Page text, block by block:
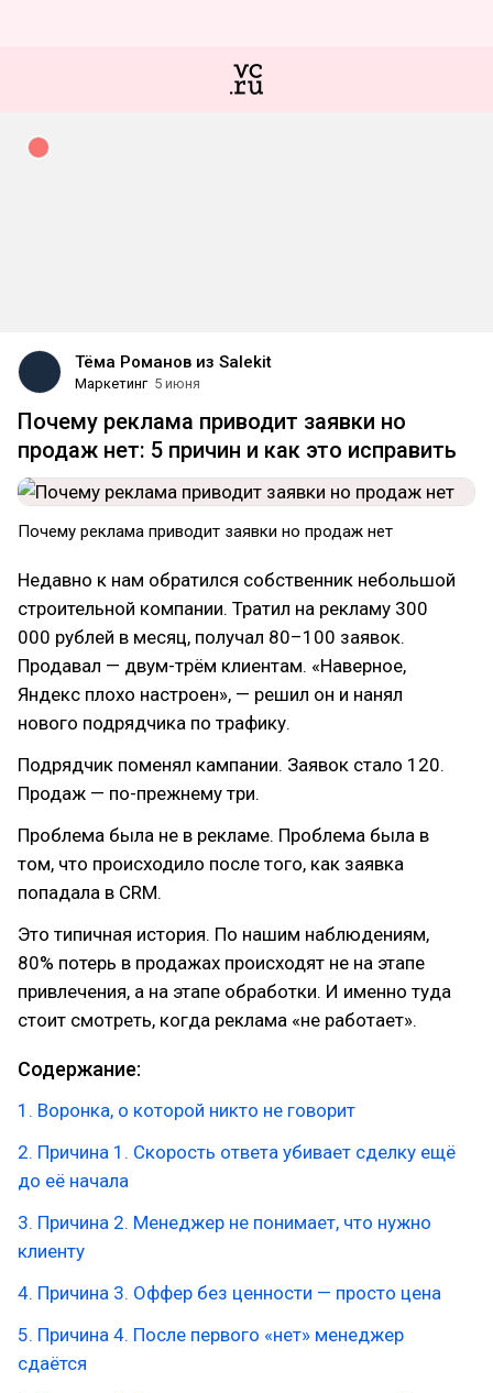
Тёма Романов из Salekit
Маркетинг 5 июня
Почему реклама приводит заявки но
продаж нет: 5 причин и как это исправить
Почему реклама приводит заявки но продаж нет
Недавно к нам обратился собственник небольшой
строительной компании. Тратил на рекламу 300
000 рублей в месяц, получал 80–100 заявок.
Продавал — двум-трём клиентам. «Наверное,
Яндекс плохо настроен», — решил он и нанял
нового подрядчика по трафику.
Подрядчик поменял кампании. Заявок стало 120.
Продаж — по-прежнему три.
Проблема была не в рекламе. Проблема была в
том, что происходило после того, как заявка
попадала в CRM.
Это типичная история. По нашим наблюдениям,
80% потерь в продажах происходят не на этапе
привлечения, а на этапе обработки. И именно туда
стоит смотреть, когда реклама «не работает».
Содержание:
1. Воронка, о которой никто не говорит
2. Причина 1. Скорость ответа убивает сделку ещё
до её начала
3. Причина 2. Менеджер не понимает, что нужно
клиенту
4. Причина 3. Оффер без ценности — просто цена
5. Причина 4. После первого «нет» менеджер
сдаётся